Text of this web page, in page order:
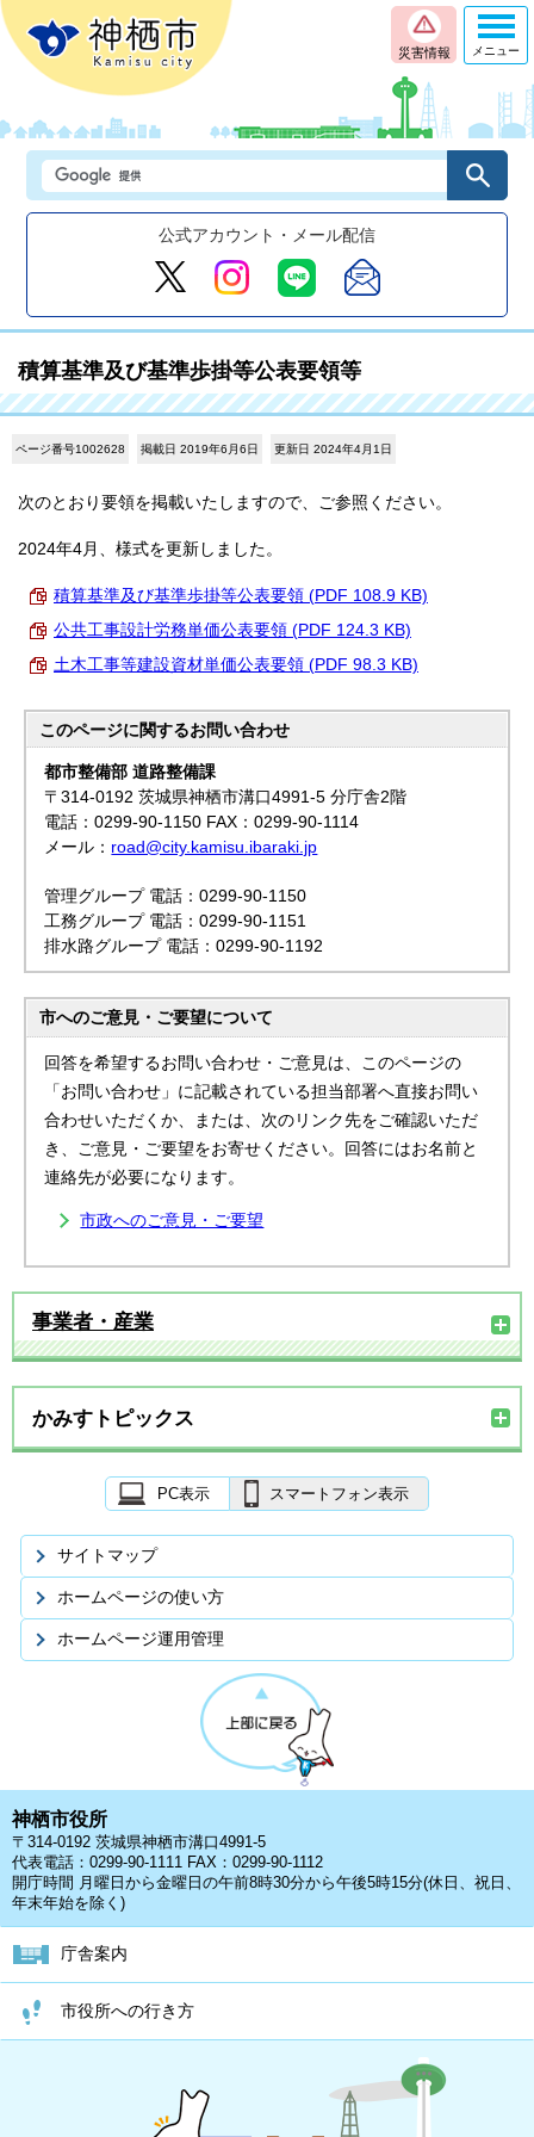
災害情報
公式アカウント・メール配信
メニュー
積算基準及び基準歩掛等公表要領等
ページ番号1002628 掲載日 2019年6月6日 更新日 2024年4月1日
次のとおり要領を掲載いたしますので、ご参照ください。
2024年4月、様式を更新しました。
積算基準及び基準歩掛等公表要領 (PDF 108.9 KB)
公共工事設計労務単価公表要領 (PDF 124.3 KB)
土木工事等建設資材単価公表要領 (PDF 98.3 KB)
このページに関するお問い合わせ
都市整備部 道路整備課
〒314-0192 茨城県神栖市溝口4991-5 分庁舎2階
電話：0299-90-1150 FAX：0299-90-1114
メール： road@city.kamisu.ibaraki.jp
管理グループ 電話：0299-90-1150
工務グループ 電話：0299-90-1151
排水路グループ 電話：0299-90-1192
市へのご意見・ご要望について
回答を希望するお問い合わせ・ご意見は、このページの
「お問い合わせ」に記載されている担当部署へ直接お問い
合わせいただくか、または、次のリンク先をご確認いただ
き、ご意見・ご要望をお寄せください。回答にはお名前と
連絡先が必要になります。
市政へのご意見・ご要望
事業者・産業
かみすトピックス
PC表示 スマートフォン表示
サイトマップ
ホームページの使い方
ホームページ運用管理
神栖市役所
〒314-0192 茨城県神栖市溝口4991-5
代表電話：0299-90-1111 FAX：0299-90-1112
開庁時間 月曜日から金曜日の午前8時30分から午後5時15分(休日、祝日、
年末年始を除く)
庁舎案内
市役所への行き方